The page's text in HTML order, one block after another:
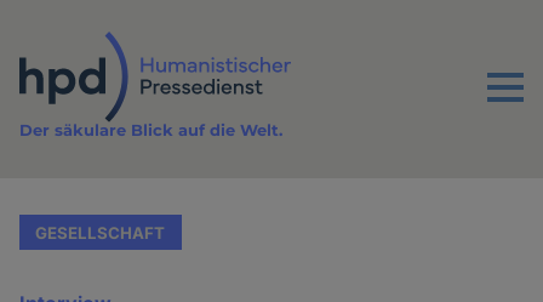
Inhalt
Menu
Der säkulare Blick auf die Welt.
GESELLSCHAFT